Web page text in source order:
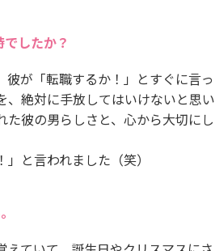
したか？
が「転職するか！」とすぐに言っ
絶対に手放してはいけないと思い
彼の男らしさと、心から大切にし
と言われました（笑）